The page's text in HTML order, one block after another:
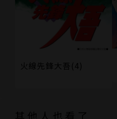
火線先鋒大吾(4)